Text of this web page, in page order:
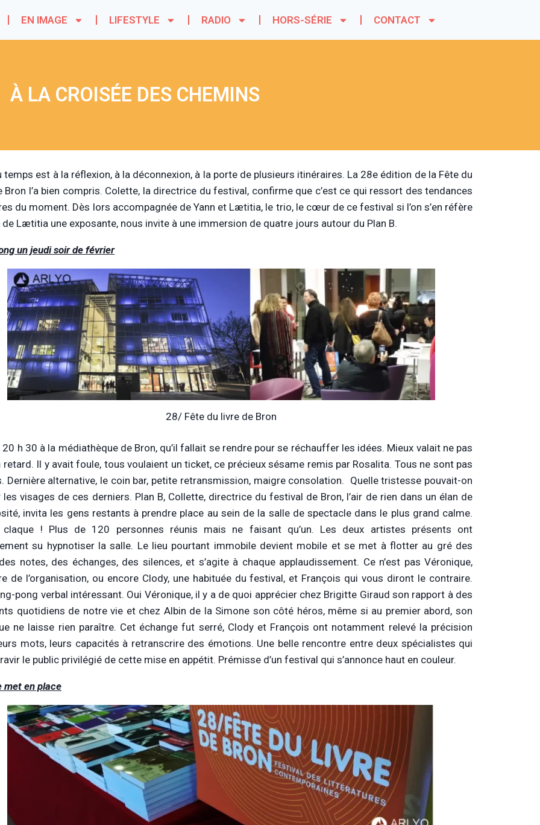
EN IMAGE LIFESTYLE RADIO HORS-SÉRIE CONTACT
À LA CROISÉE DES CHEMINS
temps est à la réflexion, à la déconnexion, à la porte de plusieurs itinéraires. La 28e édition de la Fête du
Bron l’a bien compris. Colette, la directrice du festival, confirme que c’est ce qui ressort des tendances
du moment. Dès lors accompagnée de Yann et Lætitia, le trio, le cœur de ce festival si l’on s’en réfère
de Lætitia une exposante, nous invite à une immersion de quatre jours autour du Plan B.
un jeudi soir de février
28/ Fête du livre de Bron
20 h 30 à la médiathèque de Bron, qu’il fallait se rendre pour se réchauffer les idées. Mieux valait ne pas
retard. Il y avait foule, tous voulaient un ticket, ce précieux sésame remis par Rosalita. Tous ne sont pas
Dernière alternative, le coin bar, petite retransmission, maigre consolation. Quelle tristesse pouvait-on
les visages de ces derniers. Plan B, Collette, directrice du festival de Bron, l’air de rien dans un élan de
invita les gens restants à prendre place au sein de la salle de spectacle dans le plus grand calme.
claque ! Plus de 120 personnes réunis mais ne faisant qu’un. Les deux artistes présents ont
su hypnotiser la salle. Le lieu pourtant immobile devient mobile et se met à flotter au gré des
notes, des échanges, des silences, et s’agite à chaque applaudissement. Ce n’est pas Véronique,
de l’organisation, ou encore Clody, une habituée du festival, et François qui vous diront le contraire.
pong verbal intéressant. Oui Véronique, il y a de quoi apprécier chez Brigitte Giraud son rapport à des
quotidiens de notre vie et chez Albin de la Simone son côté héros, même si au premier abord, son
ne laisse rien paraître. Cet échange fut serré, Clody et François ont notamment relevé la précision
mots, leurs capacités à retranscrire des émotions. Une belle rencontre entre deux spécialistes qui
le public privilégié de cette mise en appétit. Prémisse d’un festival qui s’annonce haut en couleur.
met en place